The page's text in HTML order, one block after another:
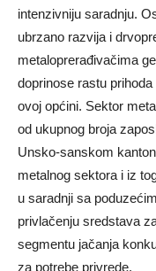
intenzivniju saradnju.
ubrzano razvija i
metaloprerađivačima
doprinose rastu
ovoj općini. Sektor
od ukupnog broja
Unsko-sanskom
metalnog sektora i iz
u saradnji sa
privlačenju sredstava
segmentu jačanja
za potrebe privrede.